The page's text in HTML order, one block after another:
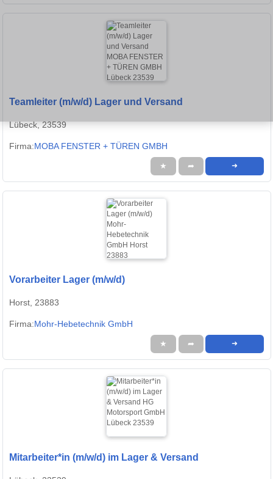
Teamleiter (m/w/d) Lager und Versand
Lübeck, 23539
Firma:MOBA FENSTER + TÜREN GMBH
★ ➦ ➜
Vorarbeiter Lager (m/w/d)
Horst, 23883
Firma:Mohr-Hebetechnik GmbH
★ ➦ ➜
Mitarbeiter*in (m/w/d) im Lager & Versand